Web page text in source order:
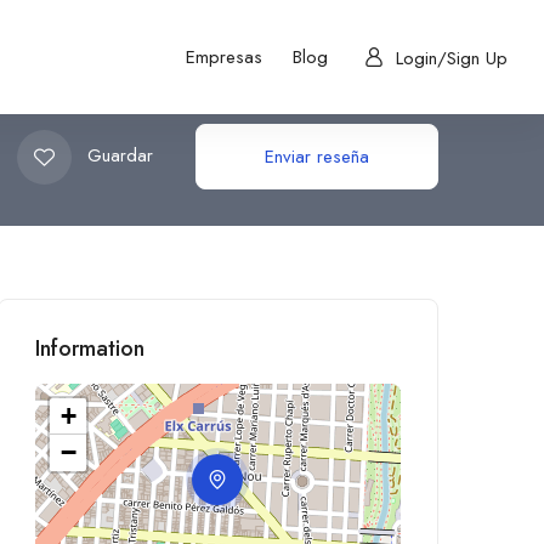
Empresas Blog Login/Sign Up
Guardar Enviar reseña
Information
+
−